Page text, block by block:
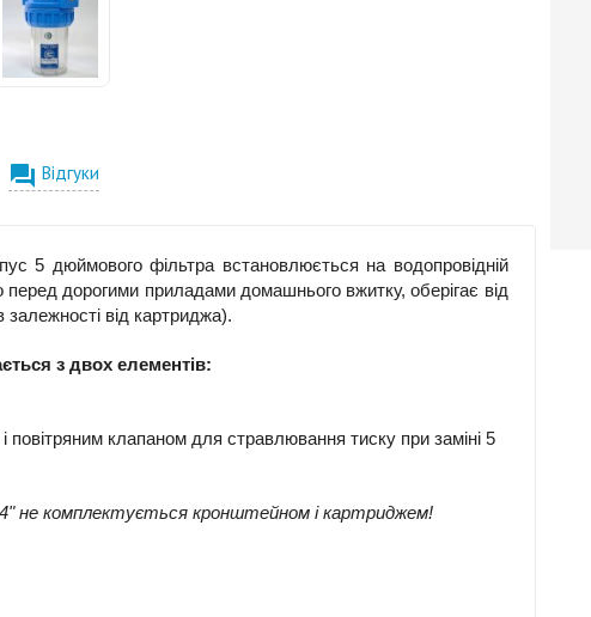
 Відгуки
5 дюймового фільтра встановлюється на водопровідній
дорогими приладами домашнього вжитку, оберігає від
залежності від картриджа).
з двох елементів:
повітряним клапаном для стравлювання тиску при заміні 5
не комплектується кронштейном і картриджем!